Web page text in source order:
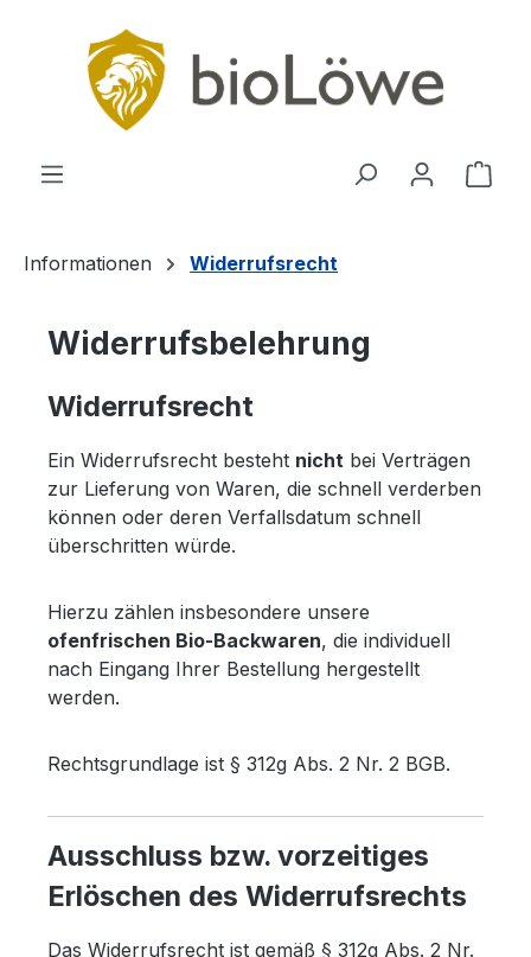
Zum Hauptinhalt springen
Informationen Widerrufsrecht
Widerrufsbelehrung
Widerrufsrecht
Ein Widerrufsrecht besteht nicht bei Verträgen
zur Lieferung von Waren, die schnell verderben
können oder deren Verfallsdatum schnell
überschritten würde.
Hierzu zählen insbesondere unsere
ofenfrischen Bio-Backwaren, die individuell
nach Eingang Ihrer Bestellung hergestellt
werden.
Rechtsgrundlage ist § 312g Abs. 2 Nr. 2 BGB.
Ausschluss bzw. vorzeitiges
Erlöschen des Widerrufsrechts
Das Widerrufsrecht ist gemäß § 312g Abs. 2 Nr.